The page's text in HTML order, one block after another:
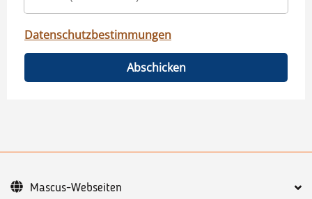
Datenschutzbestimmungen
Abschicken
Mascus-Webseiten